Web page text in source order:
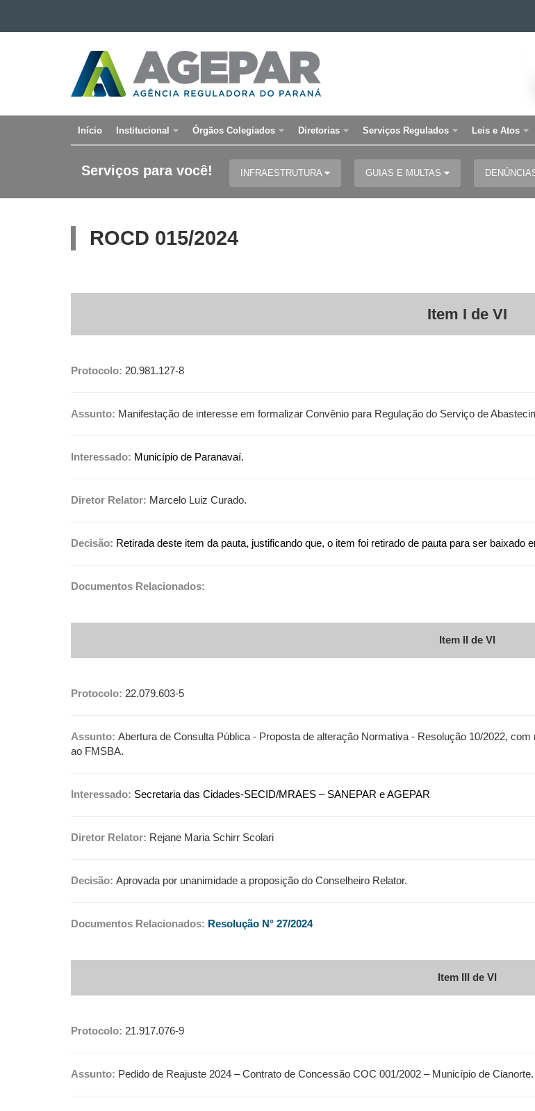
Ir para a navegaçãoAGÊNCIA
REGULADORA
DO
Navegação
principal
Início Institucional Órgãos Colegiados Diretorias Serviços Regulados Leis e Atos
Serviços para você! INFRAESTRUTURA GUIAS E MULTAS
ROCD 015/2024
Item I de VI
Protocolo: 20.981.127-8
Assunto: Manifestação de interesse em formalizar Convênio para Regulação do Serviço de
Interessado: Município de Paranavaí.
Diretor Relator: Marcelo Luiz Curado.
Decisão: Retirada deste item da pauta, justificando que, o item foi retirado de pauta para ser baixado
Documentos Relacionados:
Item II de VI
Protocolo: 22.079.603-5
Assunto: Abertura de Consulta Pública - Proposta de alteração Normativa - Resolução 10/2022,
ao FMSBA.
Interessado: Secretaria das Cidades-SECID/MRAES – SANEPAR e AGEPAR
Diretor Relator: Rejane Maria Schirr Scolari
Decisão: Aprovada por unanimidade a proposição do Conselheiro Relator.
Documentos Relacionados: Resolução N° 27/2024
Item III de VI
Protocolo: 21.917.076-9
Assunto: Pedido de Reajuste 2024 – Contrato de Concessão COC 001/2002 – Município de Cianorte.